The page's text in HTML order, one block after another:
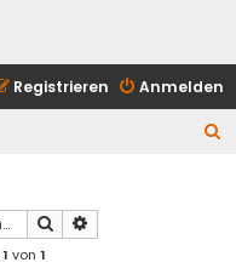
Anmelden
Registrieren
Suche
1 von 1